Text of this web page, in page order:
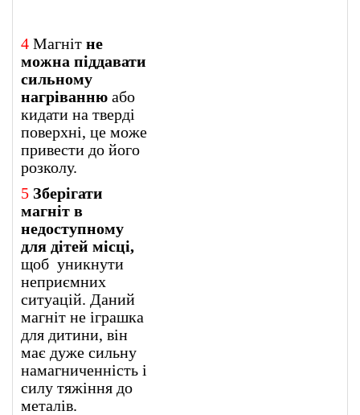
4 Магніт не
можна піддавати
сильному
нагріванню або
кидати на тверді
поверхні, це може
привести до його
розколу.
5 Зберігати
магніт в
недоступному
для дітей місці,
щоб уникнути
неприємних
ситуацій. Даний
магніт не іграшка
для дитини, він
має дуже сильну
намагниченність і
силу тяжіння до
металів.